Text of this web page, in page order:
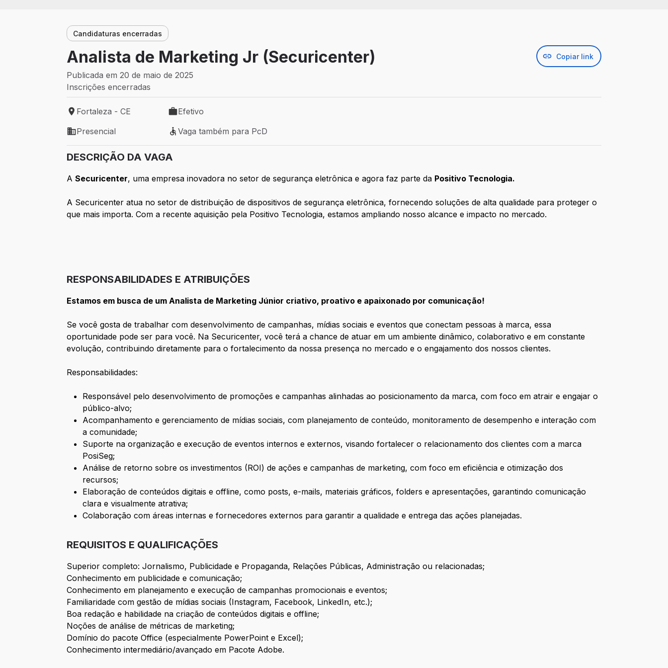
Candidaturas encerradas
Analista de Marketing Jr (Securicenter) Copiar link
Publicada em 20 de maio de 2025
Inscrições encerradas
Local de trabalho: Fortaleza - CE
Fortaleza - CE
Tipo de vaga: Efetivo
Efetivo
Modelo de trabalho: Presencial
Presencial
Vaga também para PcD
Vaga também para PcD
DESCRIÇÃO DA VAGA
ASecuricenter, uma empresa inovadora no setor de segurança eletrônica e agora faz parte da Positivo Tecnologia.
A Securicenter atua no setor de distribuição de dispositivos de segurança eletrônica, fornecendo soluções de alta qualidade para proteger o
que mais importa. Com a recente aquisição pela Positivo Tecnologia, estamos ampliando nosso alcance e impacto no mercado.
RESPONSABILIDADES E ATRIBUIÇÕES
Estamos em busca de um Analista de Marketing Júnior criativo, proativo e apaixonado por comunicação!
Se você gosta de trabalhar com desenvolvimento de campanhas, mídias sociais e eventos que conectam pessoas à marca, essa
oportunidade pode ser para você. Na Securicenter, você terá a chance de atuar em um ambiente dinâmico, colaborativo e em constante
evolução, contribuindo diretamente para o fortalecimento da nossa presença no mercado e o engajamento dos nossos clientes.
Responsabilidades:
Responsável pelo desenvolvimento de promoções e campanhas alinhadas ao posicionamento da marca, com foco em atrair e engajar o
público-alvo;
Acompanhamento e gerenciamento de mídias sociais, com planejamento de conteúdo, monitoramento de desempenho e interação com
a comunidade;
Suporte na organização e execução de eventos internos e externos, visando fortalecer o relacionamento dos clientes com a marca
PosiSeg;
Análise de retorno sobre os investimentos (ROI) de ações e campanhas de marketing, com foco em eficiência e otimização dos
recursos;
Elaboração de conteúdos digitais e offline, como posts, e-mails, materiais gráficos, folders e apresentações, garantindo comunicação
clara e visualmente atrativa;
Colaboração com áreas internas e fornecedores externos para garantir a qualidade e entrega das ações planejadas.
REQUISITOS E QUALIFICAÇÕES
Superior completo: Jornalismo, Publicidade e Propaganda, Relações Públicas, Administração ou relacionadas;
Conhecimento em publicidade e comunicação;
Conhecimento em planejamento e execução de campanhas promocionais e eventos;
Familiaridade com gestão de mídias sociais (Instagram, Facebook, LinkedIn, etc.);
Boa redação e habilidade na criação de conteúdos digitais e offline;
Noções de análise de métricas de marketing;
Domínio do pacote Office (especialmente PowerPoint e Excel);
Conhecimento intermediário/avançado em Pacote Adobe.